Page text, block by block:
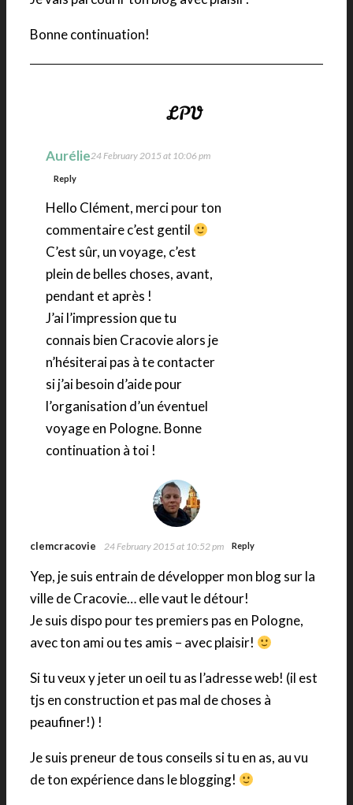
Bonne continuation!
Aurélie24 February 2015 at 10:06 pm
Reply
Hello Clément, merci pour ton
commentaire c’est gentil
C’est sûr, un voyage, c’est
plein de belles choses, avant,
pendant et après !
J’ai l’impression que tu
connais bien Cracovie alors je
n’hésiterai pas à te contacter
si j’ai besoin d’aide pour
l’organisation d’un éventuel
voyage en Pologne. Bonne
continuation à toi !
clemcracovie 24 February 2015 at 10:52 pm Reply
Yep, je suis entrain de développer mon blog sur la
ville de Cracovie… elle vaut le détour!
Je suis dispo pour tes premiers pas en Pologne,
avec ton ami ou tes amis – avec plaisir!
Si tu veux y jeter un oeil tu as l’adresse web! (il est
tjs en construction et pas mal de choses à
peaufiner!) !
Je suis preneur de tous conseils si tu en as, au vu
de ton expérience dans le blogging!